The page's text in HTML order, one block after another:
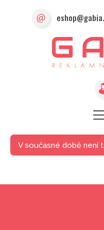
V současné době není